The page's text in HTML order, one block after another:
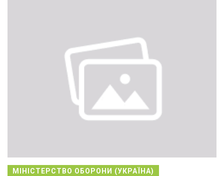
МІНІСТЕРСТВО ОБОРОНИ (УКРАЇНА)